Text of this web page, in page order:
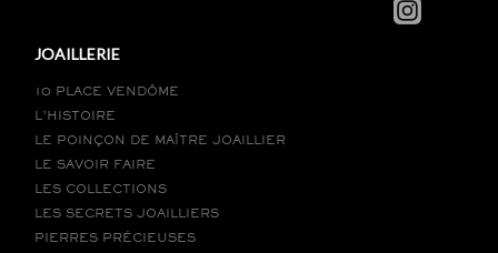
JOAILLERIE
10 PLACE VENDÔME
L’HISTOIRE
LE POINÇON DE MAÎTRE JOAILLIER
LE SAVOIR FAIRE
LES COLLECTIONS
LES SECRETS JOAILLIERS
PIERRES PRÉCIEUSES